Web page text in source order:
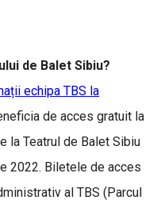
de Balet Sibiu?
echipa TBS la
de acces gratuit la
la Teatrul de Balet Sibiu
2022. Biletele de acces
al TBS (Parcul